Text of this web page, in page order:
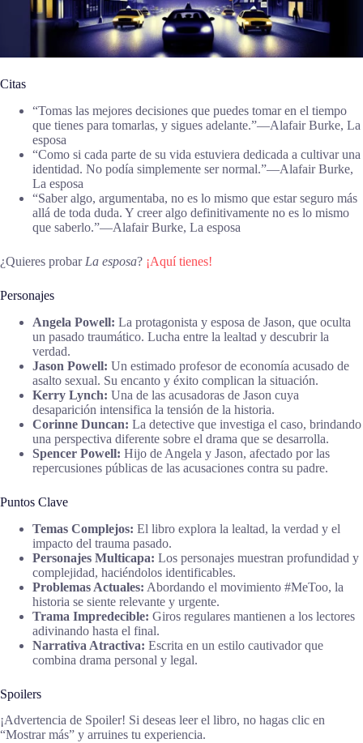
Citas
“Tomas las mejores decisiones que puedes tomar en el tiempo
que tienes para tomarlas, y sigues adelante.”―Alafair Burke, La
esposa
“Como si cada parte de su vida estuviera dedicada a cultivar una
identidad. No podía simplemente ser normal.”―Alafair Burke,
La esposa
“Saber algo, argumentaba, no es lo mismo que estar seguro más
allá de toda duda. Y creer algo definitivamente no es lo mismo
que saberlo.”―Alafair Burke, La esposa
¿Quieres probar La esposa? ¡Aquí tienes!
Personajes
Angela Powell: La protagonista y esposa de Jason, que oculta
un pasado traumático. Lucha entre la lealtad y descubrir la
verdad.
Jason Powell: Un estimado profesor de economía acusado de
asalto sexual. Su encanto y éxito complican la situación.
Kerry Lynch: Una de las acusadoras de Jason cuya
desaparición intensifica la tensión de la historia.
Corinne Duncan: La detective que investiga el caso, brindando
una perspectiva diferente sobre el drama que se desarrolla.
Spencer Powell: Hijo de Angela y Jason, afectado por las
repercusiones públicas de las acusaciones contra su padre.
Puntos Clave
Temas Complejos: El libro explora la lealtad, la verdad y el
impacto del trauma pasado.
Personajes Multicapa: Los personajes muestran profundidad y
complejidad, haciéndolos identificables.
Problemas Actuales: Abordando el movimiento #MeToo, la
historia se siente relevante y urgente.
Trama Impredecible: Giros regulares mantienen a los lectores
adivinando hasta el final.
Narrativa Atractiva: Escrita en un estilo cautivador que
combina drama personal y legal.
Spoilers
¡Advertencia de Spoiler! Si deseas leer el libro, no hagas clic en
“Mostrar más” y arruines tu experiencia.